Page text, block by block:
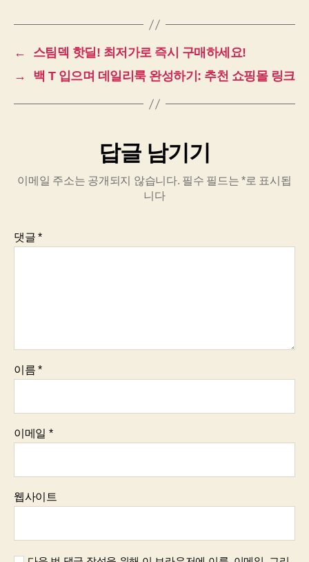
←
스팀덱 핫딜! 최저가로 즉시 구매하세요!
→
백 T 입으며 데일리룩 완성하기: 추천 쇼핑몰 링크
답글 남기기
이메일 주소는 공개되지 않습니다. 필수 필드는*로 표시됩
니다
댓글*
이름*
이메일 *
웹사이트